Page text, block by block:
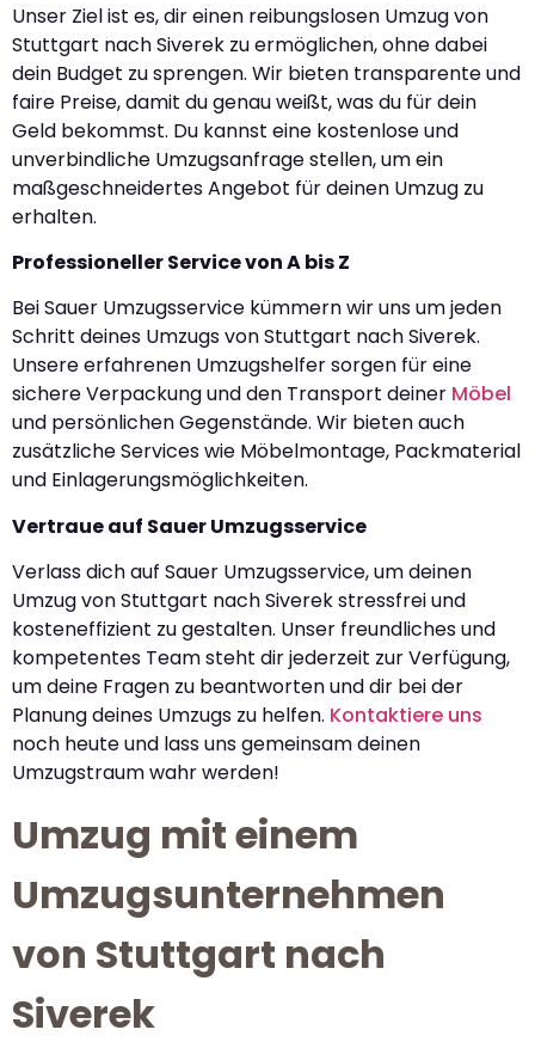
Unser Ziel ist es, dir einen reibungslosen Umzug von
Stuttgart nach Siverek zu ermöglichen, ohne dabei
dein Budget zu sprengen. Wir bieten transparente und
faire Preise, damit du genau weißt, was du für dein
Geld bekommst. Du kannst eine kostenlose und
unverbindliche Umzugsanfrage stellen, um ein
maßgeschneidertes Angebot für deinen Umzug zu
erhalten.
Professioneller Service von A bis Z
Bei Sauer Umzugsservice kümmern wir uns um jeden
Schritt deines Umzugs von Stuttgart nach Siverek.
Unsere erfahrenen Umzugshelfer sorgen für eine
sichere Verpackung und den Transport deiner Möbel
und persönlichen Gegenstände. Wir bieten auch
zusätzliche Services wie Möbelmontage, Packmaterial
und Einlagerungsmöglichkeiten.
Vertraue auf Sauer Umzugsservice
Verlass dich auf Sauer Umzugsservice, um deinen
Umzug von Stuttgart nach Siverek stressfrei und
kosteneffizient zu gestalten. Unser freundliches und
kompetentes Team steht dir jederzeit zur Verfügung,
um deine Fragen zu beantworten und dir bei der
Planung deines Umzugs zu helfen. Kontaktiere uns
noch heute und lass uns gemeinsam deinen
Umzugstraum wahr werden!
Umzug mit einem
Umzugsunternehmen
von Stuttgart nach
Siverek